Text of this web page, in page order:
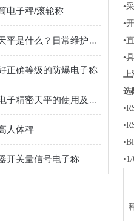
电子秤/滚轮称
美国双杰天平是什么？日常维护清洁
正确等级的防爆电子称
了解一下电子精密天平的使用及维护方法
人体秤
开关量信号电子称
•
•
•
•
上
选
•
•
•
•